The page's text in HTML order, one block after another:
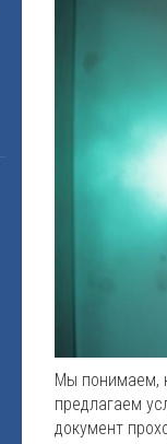
Мы понимаем,
предлагаем
документ